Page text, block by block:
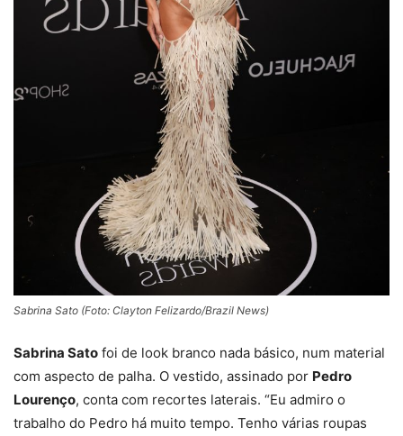
Sabrina Sato (Foto: Clayton Felizardo/Brazil News)
Sabrina Sato foi de look branco nada básico, num material
com aspecto de palha. O vestido, assinado por Pedro
Lourenço, conta com recortes laterais. “Eu admiro o
trabalho do Pedro há muito tempo. Tenho várias roupas